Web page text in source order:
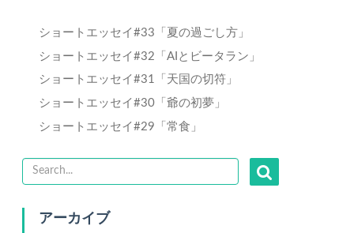
ショートエッセイ#33「夏の過ごし方」
ショートエッセイ#32「AIとビータラン」
ショートエッセイ#31「天国の切符」
ショートエッセイ#30「爺の初夢」
ショートエッセイ#29「常食」
アーカイブ